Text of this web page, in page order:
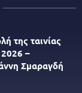
της ταινίας
2026 –
Σμαραγδή